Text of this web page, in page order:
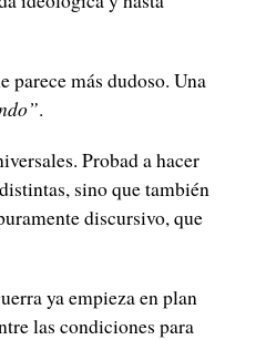
parece más dudoso. Una
.
Probad a hacer
sino que también
discursivo, que
ya empieza en plan
las condiciones para